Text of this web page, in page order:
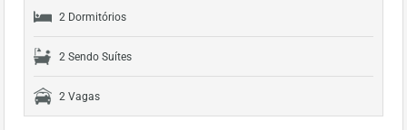
2 Dormitórios
2 Sendo Suítes
2 Vagas